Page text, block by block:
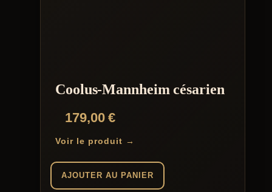
Coolus-Mannheim césarien
179,00€
Voir le produit →
AJOUTER AU PANIER